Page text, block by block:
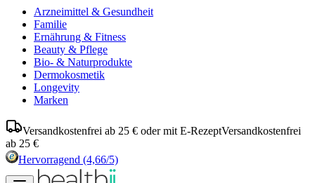
Arzneimittel & Gesundheit
Familie
Ernährung & Fitness
Beauty & Pflege
Bio- & Naturprodukte
Dermokosmetik
Longevity
Marken
Versandkostenfrei ab 25 € oder mit E-RezeptVersandkostenfrei
ab 25 €
Hervorragend (4,66/5)